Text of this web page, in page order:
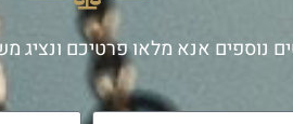
נוספים אנא מלאו פרטיכם ונציג